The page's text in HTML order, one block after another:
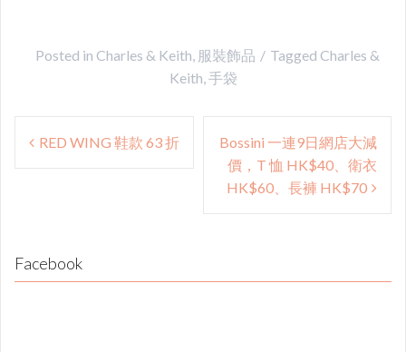
Posted in Charles & Keith, 服裝飾品 Tagged Charles &
Keith,手袋
Post
navigation
RED WING 鞋款 63 折
Bossini 一連9日網店大減
價，T 恤 HK$40、衛衣
HK$60、長褲 HK$70
Facebook